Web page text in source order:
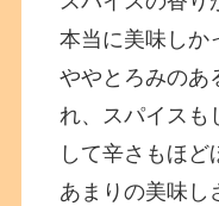
本当に美味しか
ややとろみのあ
れ、スパイスも
して辛さもほど
あまりの美味し